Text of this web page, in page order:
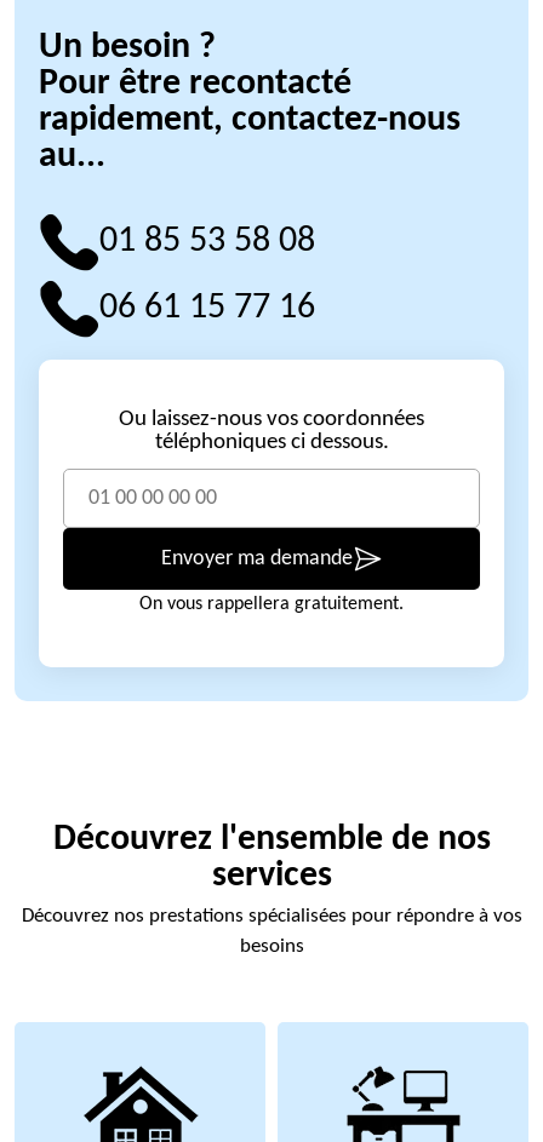
Un besoin ?
Pour être recontacté
rapidement, contactez-nous
au...
01 85 53 58 08
06 61 15 77 16
Ou laissez-nous vos coordonnées
téléphoniques ci dessous.
Envoyer ma demande
On vous rappellera gratuitement.
Découvrez l'ensemble de nos
services
Découvrez nos prestations spécialisées pour répondre à vos
besoins